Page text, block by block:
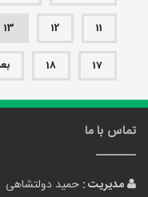
11
12
13
17
18
تماس با ما
مدیریت : حمید دولتشاهی